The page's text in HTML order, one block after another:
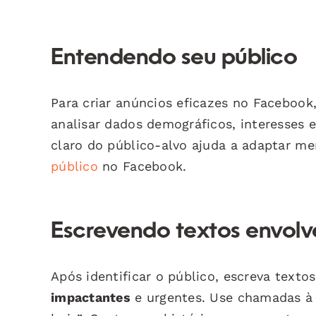
Entendendo seu público
Para criar anúncios eficazes no
analisar dados demográficos,
claro do público-alvo ajuda a adaptar
público no Facebook.
Escrevendo textos
Após identificar o público, escreva
impactantes e urgentes. Use chamadas